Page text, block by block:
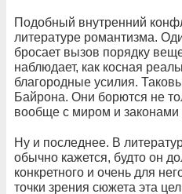
Подобный внутренний
литературе романтизма.
бросает вызов порядку
наблюдает, как косная
благородные усилия.
Байрона. Они борются не
вообще с миром и законами
Ну и последнее. В
обычно кажется, будто он
конкретного и очень для
точки зрения сюжета эта